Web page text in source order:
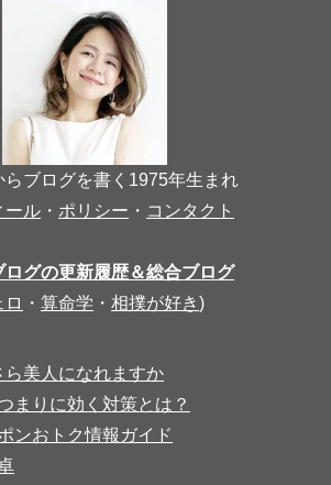
らブログを書く1975年生まれ
ール ・ ポリシー ・ コンタクト
ログの更新履歴＆総合ブログ
ロ ・ 算命学 ・ 相撲が好き)
ら美人になれますか
まりに効く対策とは？
ンおトク情報ガイド